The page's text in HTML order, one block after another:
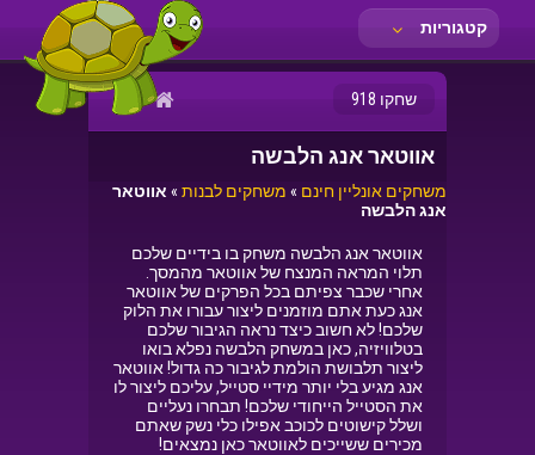
קטגוריות
שחקו 918
אווטאר אנג הלבשה
משחקים אונליין חינם » משחקים לבנות » אווטאר
אנג הלבשה
אווטאר אנג הלבשה משחק בו בידיים שלכם
תלוי המראה המנצח של אווטאר מהמסך.
אחרי שכבר צפיתם בכל הפרקים של אווטאר
אנג כעת אתם מוזמנים ליצור עבורו את הלוק
שלכם! לא חשוב כיצד נראה הגיבור שלכם
בטלוויזיה, כאן במשחק הלבשה נפלא בואו
ליצור תלבושת הולמת לגיבור כה גדול! אווטאר
אנג מגיע בלי יותר מידיי סטייל, עליכם ליצור לו
את הסטייל הייחודי שלכם! תבחרו נעליים
ושלל קישוטים לכוכב אפילו כלי נשק שאתם
מכירים ששייכים לאווטאר כאן נמצאים!